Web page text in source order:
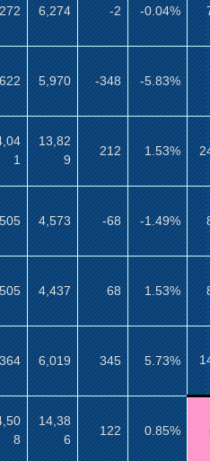
6,274 -2 -0.04%
5,970 -348 -5.83%
1
13,82
9
212 1.53%
4,573 -68 -1.49%
4,437 68 1.53%
6,019 345 5.73%
8
14,38
6
122 0.85%